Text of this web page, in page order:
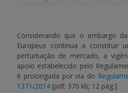
Considerando que o embargo
Europeus continua a constituir
perturbação de mercado, a
apoio estabelecido pelo
é prolongada por via do
1371/2014 [pdf: 370 kb; 12 pág.].